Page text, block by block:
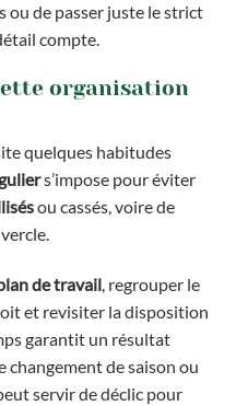
ou de passer juste le strict
compte.
organisation
quelques habitudes
s’impose pour éviter
ou cassés, voire de
de travail, regrouper le
et revisiter la disposition
garantit un résultat
changement de saison ou
servir de déclic pour